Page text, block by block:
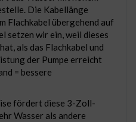
Die Kabellänge
Flachkabel übergehend auf
setzen wir ein, weil dieses
als das Flachkabel und
der Pumpe erreicht
= bessere
fördert diese 3-Zoll-
Wasser als andere